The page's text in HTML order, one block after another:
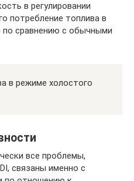
в регулировании
потребление топлива в
сравнению с обычными
в режиме холостого
все проблемы,
связаны именно с